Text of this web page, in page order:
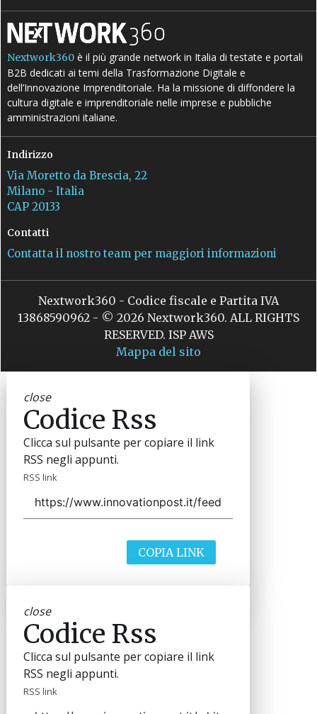
Nextwork360 è il più grande network in Italia di testate e portali
B2B dedicati ai temi della Trasformazione Digitale e
dell’Innovazione Imprenditoriale. Ha la missione di diffondere la
cultura digitale e imprenditoriale nelle imprese e pubbliche
amministrazioni italiane.
Indirizzo
Via Moretto da Brescia, 22
Milano - Italia
CAP 20133
Contatti
Contatta il nostro team per maggiori informazioni
Nextwork360 - Codice fiscale e Partita IVA
13868590962 - © 2026 Nextwork360. ALL RIGHTS
RESERVED. ISP AWS
Mappa del sito
close
Codice Rss
Clicca sul pulsante per copiare il link
RSS negli appunti.
RSS link
COPIA LINK
close
Codice Rss
Clicca sul pulsante per copiare il link
RSS negli appunti.
RSS link